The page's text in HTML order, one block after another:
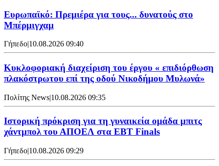
Ευρωπαϊκό: Πρεμιέρα για τους... δυνατούς στο
Μπέρμιγχαμ
Γήπεδο|10.08.2026 09:40
Κυκλοφοριακή διαχείριση του έργου « επιδιόρθωση
πλακόστρωτου επί της οδού Νικοδήμου Μυλωνά»
Πολίτης News|10.08.2026 09:35
Ιστορική πρόκριση για τη γυναικεία ομάδα μπιτς
χάντμπολ του ΑΠΟΕΛ στα EBT Finals
Γήπεδο|10.08.2026 09:29